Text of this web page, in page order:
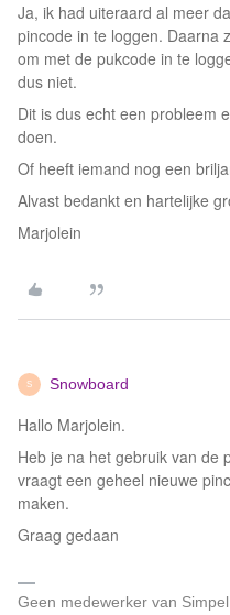
Ja, ik had uiteraard al meer
pincode in te loggen. Daarna
om met de pukcode in te
dus niet.
Dit is dus echt een probleem
doen.
Of heeft iemand nog een
Alvast bedankt en hartelijke
Marjolein
S Snowboard
Hallo Marjolein.
Heb je na het gebruik van de
vraagt een geheel nieuwe
maken.
Graag gedaan
Geen medewerker van Simpel.